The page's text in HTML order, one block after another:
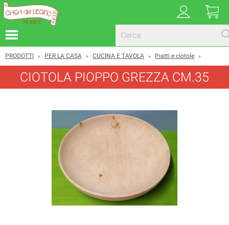
PRODOTTI » PER LA CASA » CUCINA E TAVOLA » Piatti e ciotole »
CIOTOLA PIOPPO GREZZA CM.35